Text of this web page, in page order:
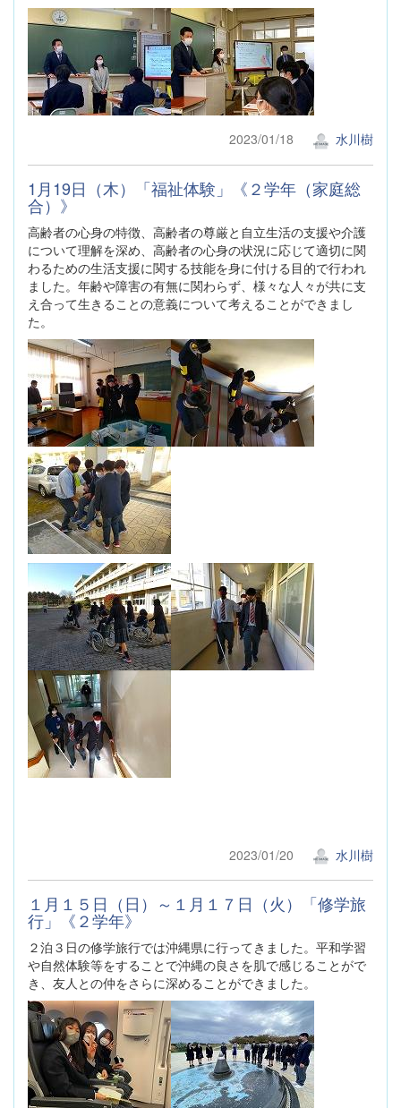
2023/01/18 水川樹
1月19日（木）「福祉体験」《２学年（家庭総
合）》
高齢者の心身の特徴、高齢者の尊厳と自立生活の支援や介護
について理解を深め、高齢者の心身の状況に応じて適切に関
わるための生活支援に関する技能を身に付ける目的で行われ
ました。年齢や障害の有無に関わらず、様々な人々が共に支
え合って生きることの意義について考えることができまし
た。
2023/01/20 水川樹
１月１５日（日）～１月１７日（火）「修学旅
行」《２学年》
２泊３日の修学旅行では沖縄県に行ってきました。平和学習
や自然体験等をすることで沖縄の良さを肌で感じることがで
き、友人との仲をさらに深めることができました。